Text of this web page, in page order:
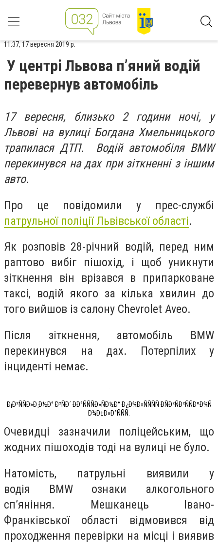
11:37, 17 вересня 2019 р.
У центрі Львова п’яний водій
перевернув автомобіль
17 вересня, близько 2 години ночі, у
Львові на вулиці Богдана Хмельницького
трапилася ДТП. Водій автомобіля BMW
перекинувся на дах при зіткненні з іншим
авто.
Про це повідомили у прес-службі
патрульної поліції Львівської області.
Як розповів 28-річний водій, перед ним
раптово вибіг пішохід, і щоб уникнути
зіткнення він врізався в припарковане
таксі, водій якого за кілька хвилин до
того вийшов із салону Chevrolet Aveo.
Після зіткнення, автомобіль BMW
перекинувся на дах. Потерпілих у
інциденті немає.
Ð¡Ð²ÑÑÐ»Ð¸Ð½Ð° Ð²ÑÐ´ ÐÐ°ÑÑÑÐ»ÑÐ½Ð° Ð¿Ð¾Ð»ÑÑÑÑ ÐÑÐ²ÑÐ²ÑÑÐºÐ¾Ñ
Ð¾Ð±Ð»Ð°ÑÑÑ.
Очевидці зазначили поліцейським, що
жодних пішоходів тоді на вулиці не було.
Натомість, патрульні виявили у
водія BMW ознаки алкогольного
сп’яніння. Мешканець Івано-
Франківської області відмовився від
проходження перевірки на місці і виявив